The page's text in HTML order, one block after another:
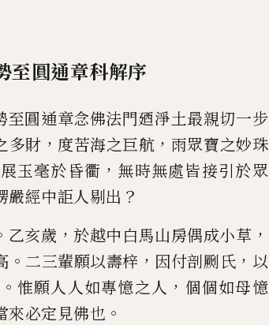
至圓通章科解序
至圓通章念佛法門廼淨土最親切一步
多財 ， 度苦海之巨航 ， 雨眾寶之妙珠
展玉毫於昏衢 ， 無時無處皆接引於眾
嚴經中詎人剔出 ？
乙亥歲 ， 於越中白馬山房偶成小草 ，
。 二三輩願以壽梓 ， 因付剖劂氏 ， 以
。 惟願人人如專憶之人 ， 個個如母憶
來必定見佛也 。